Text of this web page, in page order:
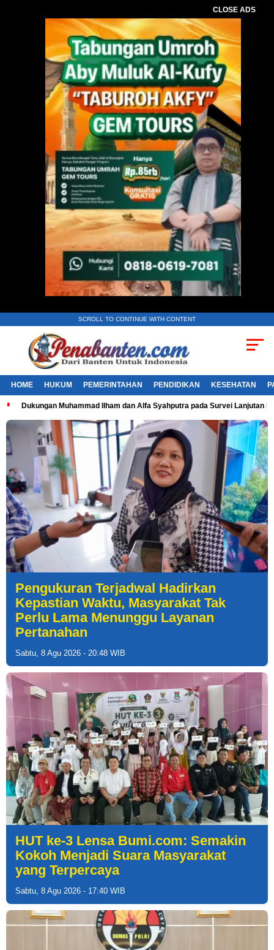
CLOSE ADS
SCROLL TO CONTINUE WITH CONTENT
HOME HUKUM PEMERINTAHAN PENDIDIKAN KESEHATAN
Dukungan Muhammad Ilham dan Alfa Syahputra pada Survei Lanjutan
Pengukuran Terjadwal Hadirkan
Kepastian Waktu, Masyarakat Tak
Perlu Lama Menunggu Layanan
Pertanahan
Sabtu, 8 Agu 2026 - 20:48 WIB
HUT ke-3 Lensa Bumi.com: Semakin
Kokoh Menjadi Suara Masyarakat
yang Terpercaya
Sabtu, 8 Agu 2026 - 17:40 WIB